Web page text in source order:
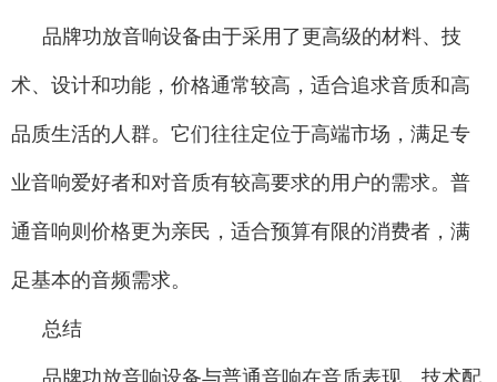
品牌功放音响设备由于采用了更高级的材料、技
术、设计和功能，价格通常较高，适合追求音质和高
品质生活的人群。它们往往定位于高端市场，满足专
业音响爱好者和对音质有较高要求的用户的需求。普
通音响则价格更为亲民，适合预算有限的消费者，满
足基本的音频需求。
总结
品牌功放音响设备与普通音响在音质表现、技术配